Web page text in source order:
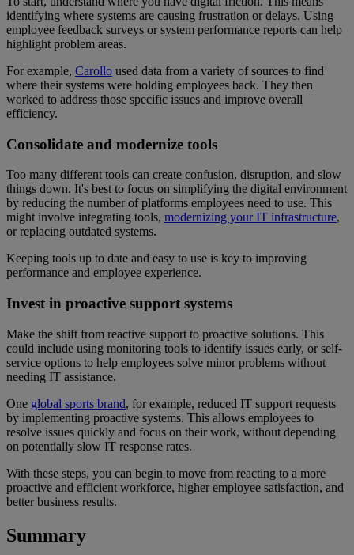
identifying where systems are causing frustration or delays. Using
employee feedback surveys or system performance reports can help
highlight problem areas.
For example, Carollo used data from a variety of sources to find
where their systems were holding employees back. They then
worked to address those specific issues and improve overall
efficiency.
Consolidate and modernize tools
Too many different tools can create confusion, disruption, and slow
things down. It's best to focus on simplifying the digital environment
by reducing the number of platforms employees need to use. This
might involve integrating tools, modernizing your IT infrastructure,
or replacing outdated systems.
Keeping tools up to date and easy to use is key to improving
performance and employee experience.
Invest in proactive support systems
Make the shift from reactive support to proactive solutions. This
could include using monitoring tools to identify issues early, or self-
service options to help employees solve minor problems without
needing IT assistance.
One global sports brand, for example, reduced IT support requests
by implementing proactive systems. This allows employees to
resolve issues quickly and focus on their work, without depending
on potentially slow IT response rates.
With these steps, you can begin to move from reacting to a more
proactive and efficient workforce, higher employee satisfaction, and
better business results.
Summary